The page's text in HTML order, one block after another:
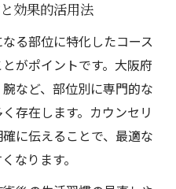
施術を徹底比較
新痩身エステ事情
注目サロンの特徴
身エステのポイント
を活用する秘訣
痩身エステ技術とは
知らずの美脚へ
効果的活用法
る部位に特化したコース
がポイントです。大阪府
など、部位別に専門的な
存在します。カウンセリ
に伝えることで、最適な
なります。